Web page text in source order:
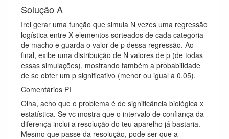
Solução A
Irei gerar uma função que simula N vezes uma regressão
logística entre X elementos sorteados de cada categoria
de macho e guarda o valor de p dessa regressão. Ao
final, exibe uma distribuição de N valores de p (de todas
essas simulações), mostrando também a probabilidade
de se obter um p significativo (menor ou igual a 0.05).
Comentários PI
Olha, acho que o problema é de significância biológica x
estatística. Se vc mostra que o intervalo de confiança da
diferença inclui a resolução do teu aparelho já bastaria.
Mesmo que passe da resolução, pode ser que a